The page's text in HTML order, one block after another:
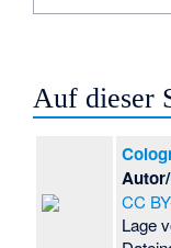
Auf dieser
CC
Lage